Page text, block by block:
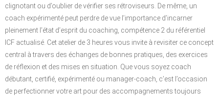
clignotant ou d’oublier de vérifier ses rétroviseurs. De même, un
coach expérimenté peut perdre de vue l’importance d’incarner
pleinement l’état d’esprit du coaching, compétence 2 du référentiel
ICF actualisé. Cet atelier de 3 heures vous invite à revisiter ce concept
central à travers des échanges de bonnes pratiques, des exercices
de réflexion et des mises en situation. Que vous soyez coach
débutant, certifié, expérimenté ou manager-coach, c’est l’occasion
de perfectionner votre art pour des accompagnements toujours